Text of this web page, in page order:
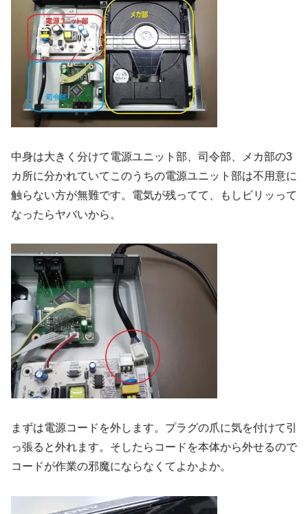
中身は大きく分けて電源ユニット部、司令部、メカ部の3
カ所に分かれていてこのうちの電源ユニット部は不用意に
触らない方が無難です。電気が残ってて、もしビリッって
なったらヤバいから。
まずは電源コードを外します。プラグの爪に気を付けて引
っ張ると外れます。そしたらコードを本体から外せるので
コードが作業の邪魔にならなくてよかよか。